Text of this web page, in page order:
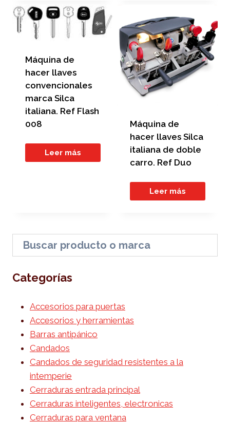
Máquina de
hacer llaves
convencionales
marca Silca
italiana. Ref Flash
008
Leer más
Máquina de
hacer llaves Silca
italiana de doble
carro. Ref Duo
Leer más
Categorías
Accesorios para puertas
Accesorios y herramientas
Barras antipánico
Candados
Candados de seguridad resistentes a la
intemperie
Cerraduras entrada principal
Cerraduras inteligentes, electronicas
Cerraduras para ventana